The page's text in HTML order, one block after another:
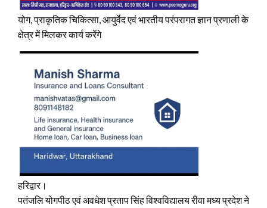
योग, प्राकृतिक चिकित्सा, आयुर्वेद एवं भारतीय परंपरागत ज्ञान प्रणाली के
क्षेत्र में मिलकर कार्य करेंगे
हरिद्वार।
पतंजलि योगपीठ एवं अवधेश प्रताप सिंह विश्वविद्यालय रीवा मध्य प्रदेश ने